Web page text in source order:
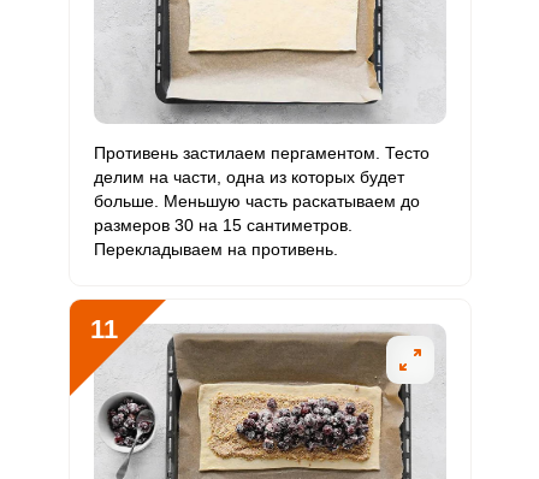
Противень застилаем пергаментом. Тесто
делим на части, одна из которых будет
больше. Меньшую часть раскатываем до
размеров 30 на 15 сантиметров.
Перекладываем на противень.
11